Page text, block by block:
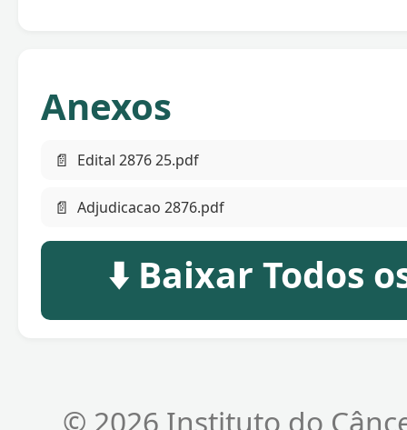
Anexos
📄 Edital 2876 25.pdf
📄 Adjudicacao 2876.pdf
⬇️ Baixar Todos
© 2026 Instituto do